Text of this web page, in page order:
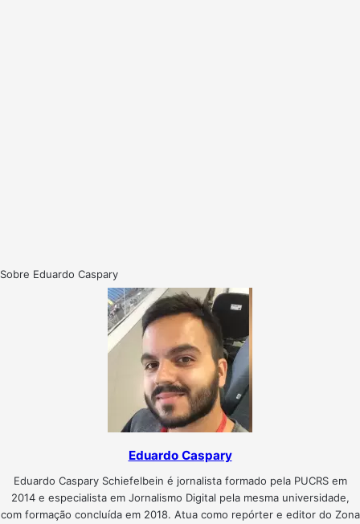
Sobre Eduardo Caspary
Eduardo Caspary
Eduardo Caspary Schiefelbein é jornalista formado pela PUCRS em
2014 e especialista em Jornalismo Digital pela mesma universidade,
com formação concluída em 2018. Atua como repórter e editor do Zona